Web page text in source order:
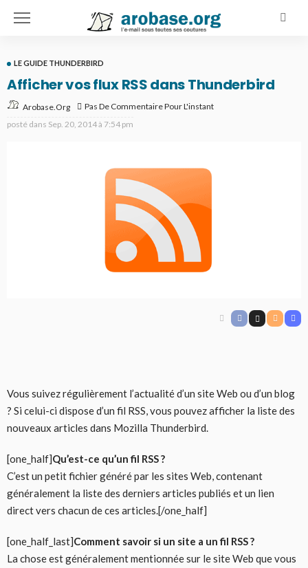
LE GUIDE THUNDERBIRD
Afficher vos flux RSS dans Thunderbird
Arobase.org
Pas De Commentaire Pour L'instant
posté dans Sep. 20, 2014 à 7:54 pm
Vous suivez régulièrement l’actualité d’un site Web ou d’un blog
? Si celui-ci dispose d’un fil RSS, vous pouvez afficher la liste des
nouveaux articles dans Mozilla Thunderbird.
[one_half]Qu’est-ce qu’un fil RSS ?
C’est un petit fichier généré par les sites Web, contenant
généralement la liste des derniers articles publiés et un lien
direct vers chacun de ces articles.[/one_half]
[one_half_last]Comment savoir si un site a un fil RSS ?
La chose est généralement mentionnée sur le site Web que vous